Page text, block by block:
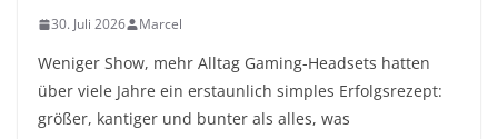
30. Juli 2026 Marcel
Weniger Show, mehr Alltag Gaming-Headsets hatten
über viele Jahre ein erstaunlich simples Erfolgsrezept:
größer, kantiger und bunter als alles, was